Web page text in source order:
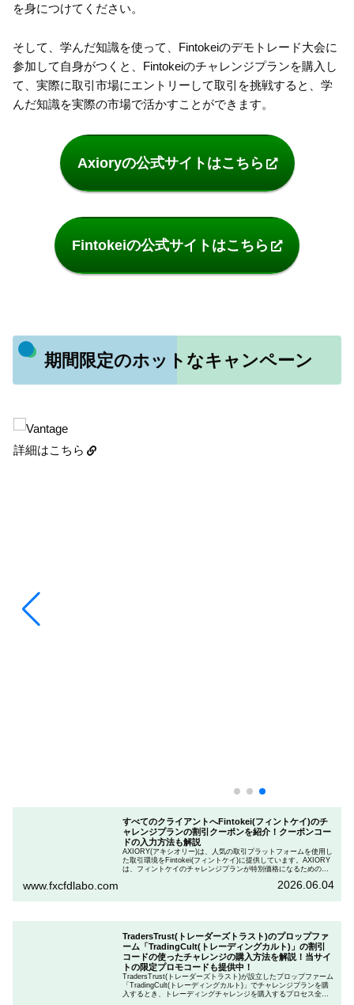
を身につけてください。
そして、学んだ知識を使って、Fintokeiのデモトレード大会に
参加して自身がつくと、Fintokeiのチャレンジプランを購入し
て、実際に取引市場にエントリーして取引を挑戦すると、学
んだ知識を実際の市場で活かすことができます。
Axioryの公式サイトはこちら
Fintokeiの公式サイトはこちら
期間限定のホットなキャンペーン
すべてのクライアントへFintokei(フィントケイ)のチ
ャレンジプランの割引クーポンを紹介！クーポンコー
ドの入力方法も解説
AXIORY(アキシオリー)は、人気の取引プラットフォームを使用し
た取引環境をFintokei(フィントケイ)に提供しています。AXIORY
は、フィントケイのチャレンジプランが特別価格になるためのク
ランを申し込むときのクーポンコードを入力して割引にする方法
www.fxcfdlabo.com 2026.06.04
TradersTrust(トレーダーズトラスト)のプロップファ
ーム「TradingCult(トレーディングカルト)」の割引
コードの使ったチャレンジの購入方法を解説！当サイ
トの限定プロモコードも提供中！
TradersTrust(トレーダーズトラスト)が設立したプロップファーム
「TradingCult(トレーディングカルト)」でチャレンジプランを購
入するとき、トレーディングチャレンジを購入するプロセス全体